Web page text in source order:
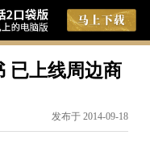
已上线周边商
发布于 2014-09-18